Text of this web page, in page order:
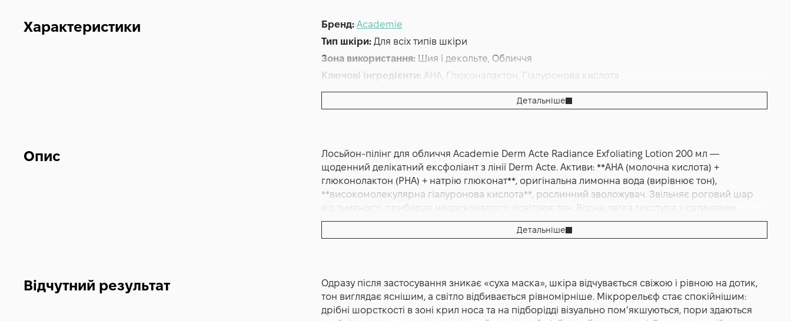
Характеристики Бренд: Academie
Тип шкіри: Для всіх типів шкіри
Зона використання: Шия і декольте, Обличчя
Ключові інгредієнти: АНA, Глюконалактон, Гіалуронова кислота
Основна дія:Від розширених пор,Очищення,Тонізація
Форма випуску:Лосьйон
Детальніше
Опис
Лосьйон-пілінг для обличчя Academie Derm Acte Radiance Exfoliating Lotion 200 мл —
щоденний делікатний ексфоліант з лінії Derm Acte. Активи: **AHA (молочна кислота) +
глюконолактон (PHA) + натрію глюконат**, оригінальна лимонна вода (вирівнює тон),
**високомолекулярна гіалуронова кислота**, рослинний зволожувач. Звільняє роговий шар
від тьмяності, прибирає недосконалості, освітлює тон. Водна легка текстура з сатиновим
фінішем. Дерматологічно протестовано. Французький бренд Academie.
кислотний комплекс працює на поверхні, допомагаючи звільнити роговий шар від тьмяної
вуалі ороговілих клітин, а зволожувальна основа одразу повертає комфорт після вмивання.
Саме така синергія робить лосьйон доречним у міському ритмі, де шкіра щодня стикається з
Детальніше
Відчутний результат
Одразу після застосування зникає «суха маска», шкіра відчувається свіжою і рівною на дотик,
тон виглядає яснішим, а світло відбивається рівномірніше. Мікрорельєф стає спокійнішим:
дрібні шорсткості в зоні крил носа та на підборідді візуально пом’якшуються, пори здаються